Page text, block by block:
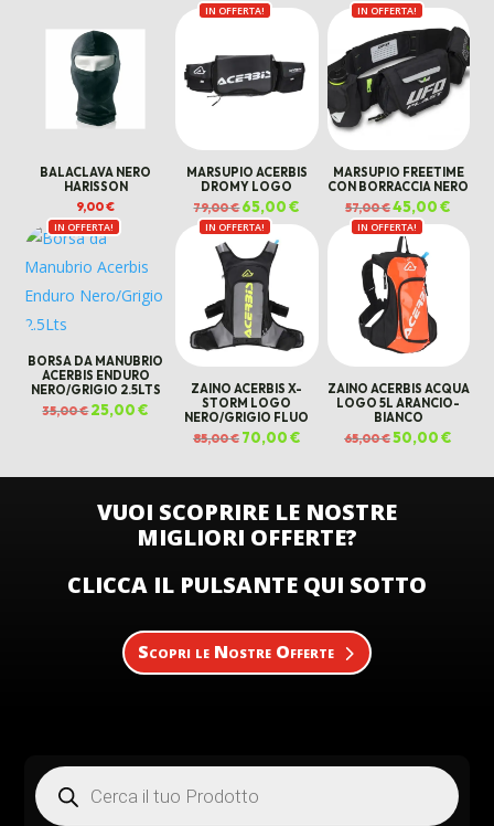
BALACLAVA NERO
HARISSON
9,00€
IN OFFERTA!
MARSUPIO ACERBIS
DROMY LOGO
79,00€Il
prezzo
originale
era:
79,00 €.
65,00€
attuale
65,00 €.
IN OFFERTA!
MARSUPIO FREETIME
CON BORRACCIA NERO
57,00€Il
prezzo
originale
era:
57,00 €.
45,00€
45,00
IN OFFERTA!
BORSA DA MANUBRIO
ACERBIS ENDURO
NERO/GRIGIO 2.5LTS
35,00€Il
prezzo
25,00€
prezzo
IN OFFERTA!
ZAINO ACERBIS X-
STORM LOGO
NERO/GRIGIO FLUO
85,00€ Il
prezzo
85,00 €.
70,00€Il
prezzo
70,00 €.
IN OFFERTA!
ZAINO ACERBIS ACQUA
LOGO 5L ARANCIO-
BIANCO
65,00€ Il
prezzo
65,00 €.
50,00€
50,00
VUOI SCOPRIRE LE NOSTRE
MIGLIORI OFFERTE?
CLICCA IL PULSANTE QUI SOTTO
Scopri le Nostre Offerte
Products
search